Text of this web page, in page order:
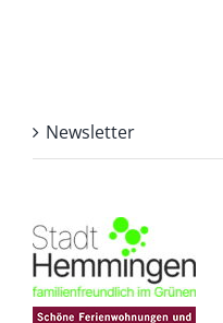
Newsletter